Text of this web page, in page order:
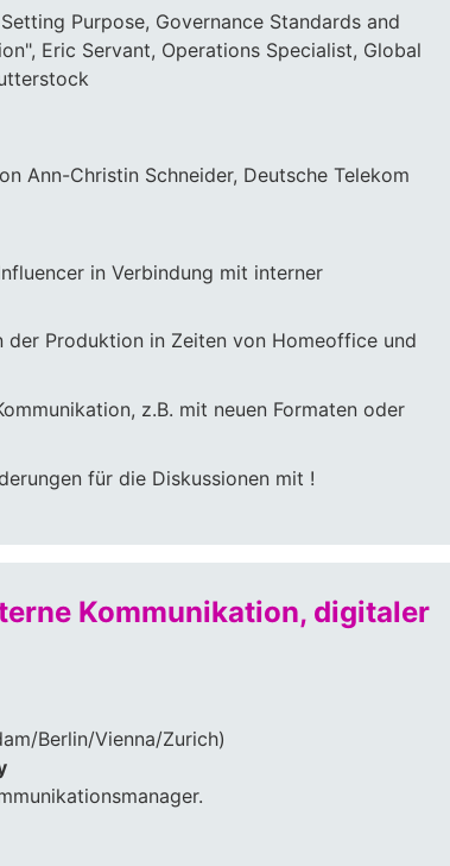
Purpose, Governance Standards and
Eric Servant, Operations Specialist, Global
Ann-Christin Schneider, Deutsche Telekom
in Verbindung mit interner
der Produktion in Zeiten von Homeoffice und
z.B. mit neuen Formaten oder
für die Diskussionen mit !
Kommunikation, digitaler
Berlin/Vienna/Zurich)